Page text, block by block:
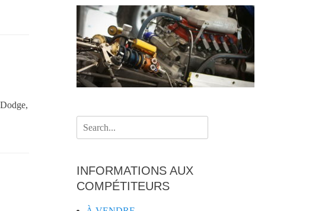
Search
for:
INFORMATIONS AUX
COMPÉTITEURS